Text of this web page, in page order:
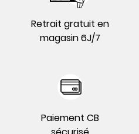
Retrait gratuit en
magasin 6J/7
Paiement CB